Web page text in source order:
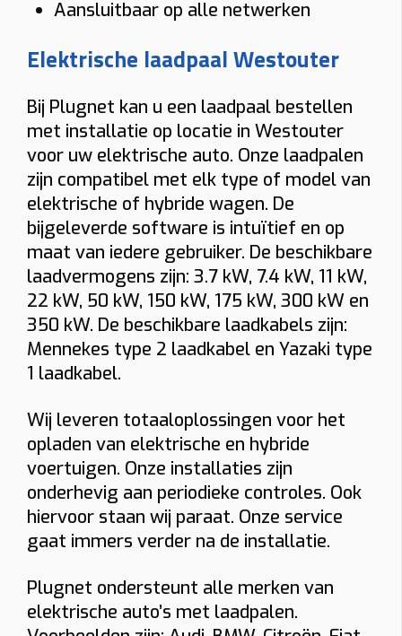
Aansluitbaar op alle netwerken
Elektrische laadpaal Westouter
Bij Plugnet kan u een laadpaal bestellen
met installatie op locatie in Westouter
voor uw elektrische auto. Onze laadpalen
zijn compatibel met elk type of model van
elektrische of hybride wagen. De
bijgeleverde software is intuïtief en op
maat van iedere gebruiker. De beschikbare
laadvermogens zijn: 3.7 kW, 7.4 kW, 11 kW,
22 kW, 50 kW, 150 kW, 175 kW, 300 kW en
350 kW. De beschikbare laadkabels zijn:
Mennekes type 2 laadkabel en Yazaki type
1 laadkabel.
Wij leveren totaaloplossingen voor het
opladen van elektrische en hybride
voertuigen. Onze installaties zijn
onderhevig aan periodieke controles. Ook
hiervoor staan wij paraat. Onze service
gaat immers verder na de installatie.
Plugnet ondersteunt alle merken van
elektrische auto’s met laadpalen.
Ja Nee
Voorkomt dat de hoofdzekering uitvalt.
Meter
Digitale meter Analoge meter
BTW thuis
Woning ≥10 jaar (6% btw) Nieuwere woning (21% btw)
Alleen bij “Thuis”.
Gewenste functies (meerdere mogelijk)
Solar laden Dynamische tarieven laden Vaste kabel
Socket Smart charging Mobiele app
Bidirectioneel 22 kW
Indicatieve totaalprijs
€ 1543 – € 1774 (incl. 6% btw)
Toestel: € 882
Installatie + materiaal: € 350 • Load balancing: € 87
Naam